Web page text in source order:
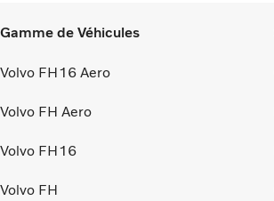
Gamme de Véhicules
Volvo FH16 Aero
Volvo FH Aero
Volvo FH16
Volvo FH